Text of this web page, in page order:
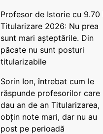
Profesor de Istorie cu 9.70
Titularizare 2026: Nu prea
sunt mari așteptările. Din
păcate nu sunt posturi
titularizabile
Sorin Ion, întrebat cum le
răspunde profesorilor care
dau an de an Titularizarea,
obțin note mari, dar nu au
post pe perioadă